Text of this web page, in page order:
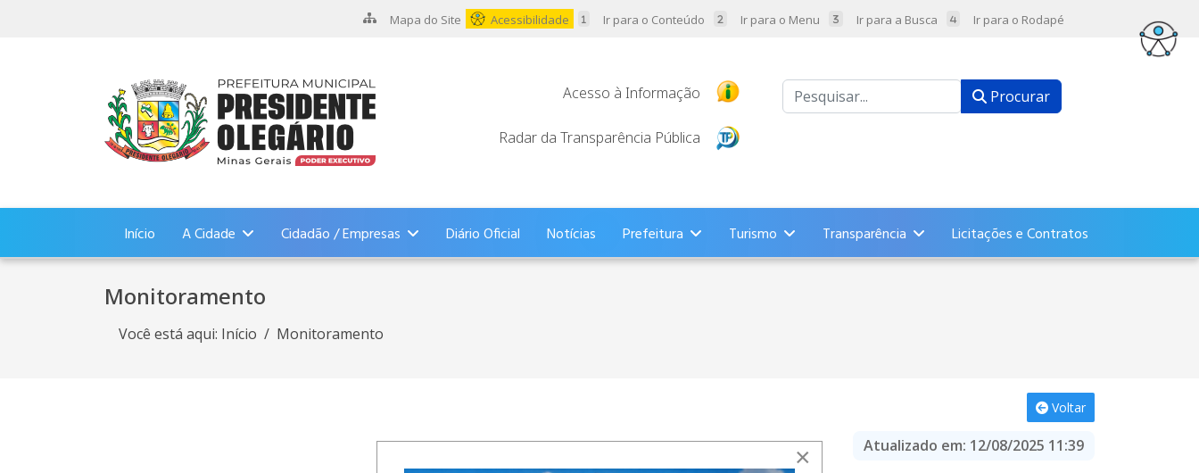
Mapa do Site Acessibilidade Ir para o Conteúdo Ir para o Menu Ir para a Busca Ir para o Rodapé
Acesso à Informação
Radar da Transparência Pública
Procurar Procurar
Início A Cidade Cidadão / Empresas Diário Oficial Notícias Prefeitura Turismo Transparência Licitações e Contratos
Monitoramento
Você está aqui: Início Monitoramento
Voltar
Atualizado em: 12/08/2025 11:39
×